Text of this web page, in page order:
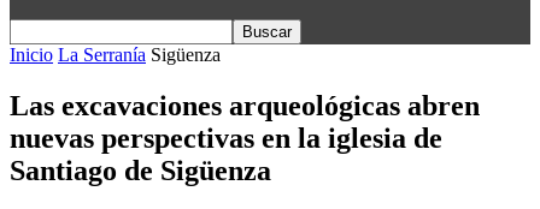
Inicio La Serranía Sigüenza
Las excavaciones arqueológicas abren
nuevas perspectivas en la iglesia de
Santiago de Sigüenza